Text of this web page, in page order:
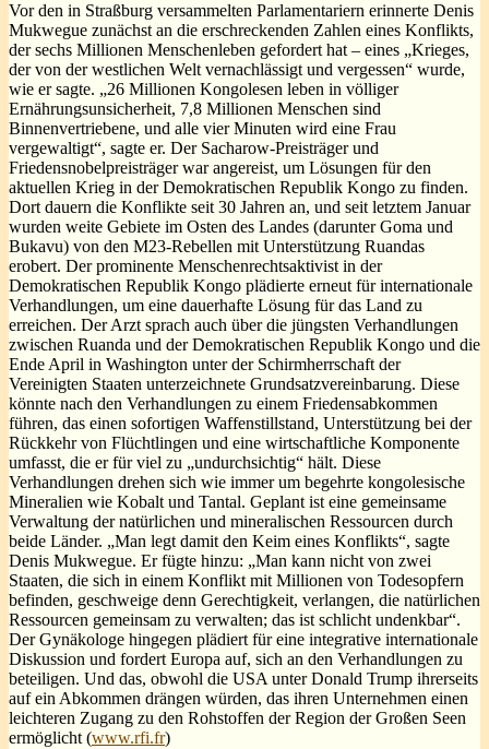
Vor den in Straßburg versammelten Parlamentariern erinnerte Denis
Mukwegue zunächst an die erschreckenden Zahlen eines Konflikts,
der sechs Millionen Menschenleben gefordert hat – eines „Krieges,
der von der westlichen Welt vernachlässigt und vergessen“ wurde,
wie er sagte. „26 Millionen Kongolesen leben in völliger
Ernährungsunsicherheit, 7,8 Millionen Menschen sind
Binnenvertriebene, und alle vier Minuten wird eine Frau
vergewaltigt“, sagte er. Der Sacharow-Preisträger und
Friedensnobelpreisträger war angereist, um Lösungen für den
aktuellen Krieg in der Demokratischen Republik Kongo zu finden.
Dort dauern die Konflikte seit 30 Jahren an, und seit letztem Januar
wurden weite Gebiete im Osten des Landes (darunter Goma und
Bukavu) von den M23-Rebellen mit Unterstützung Ruandas
erobert. Der prominente Menschenrechtsaktivist in der
Demokratischen Republik Kongo plädierte erneut für internationale
Verhandlungen, um eine dauerhafte Lösung für das Land zu
erreichen. Der Arzt sprach auch über die jüngsten Verhandlungen
zwischen Ruanda und der Demokratischen Republik Kongo und die
Ende April in Washington unter der Schirmherrschaft der
Vereinigten Staaten unterzeichnete Grundsatzvereinbarung. Diese
könnte nach den Verhandlungen zu einem Friedensabkommen
führen, das einen sofortigen Waffenstillstand, Unterstützung bei der
Rückkehr von Flüchtlingen und eine wirtschaftliche Komponente
umfasst, die er für viel zu „undurchsichtig“ hält. Diese
Verhandlungen drehen sich wie immer um begehrte kongolesische
Mineralien wie Kobalt und Tantal. Geplant ist eine gemeinsame
Verwaltung der natürlichen und mineralischen Ressourcen durch
beide Länder. „Man legt damit den Keim eines Konflikts“, sagte
Denis Mukwegue. Er fügte hinzu: „Man kann nicht von zwei
Staaten, die sich in einem Konflikt mit Millionen von Todesopfern
befinden, geschweige denn Gerechtigkeit, verlangen, die natürlichen
Ressourcen gemeinsam zu verwalten; das ist schlicht undenkbar“.
Der Gynäkologe hingegen plädiert für eine integrative internationale
Diskussion und fordert Europa auf, sich an den Verhandlungen zu
beteiligen. Und das, obwohl die USA unter Donald Trump ihrerseits
auf ein Abkommen drängen würden, das ihren Unternehmen einen
leichteren Zugang zu den Rohstoffen der Region der Großen Seen
ermöglicht (www.rfi.fr)